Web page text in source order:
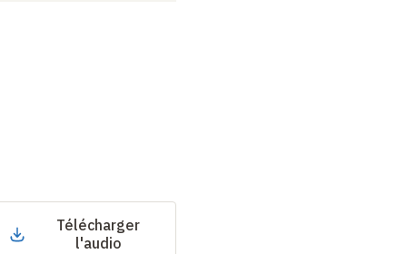
Télécharger
l'audio